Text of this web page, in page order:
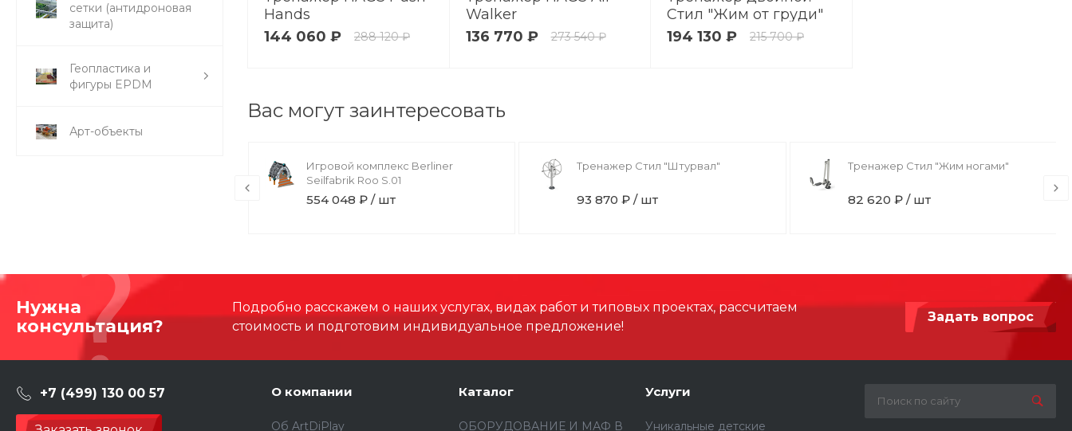
сетки (антидроновая
защита)
Геопластика и
фигуры EPDM
Арт-объекты
Hands
144 060 ₽
288 120 ₽
Walker
136 770 ₽
273 540 ₽
Стил "Жим от груди"
194 130 ₽
215 700 ₽
Вас могут заинтересовать
Игровой комплекс Berliner
Seilfabrik Roo S.01
554 048 ₽ / шт
Тренажер Стил "Штурвал"
93 870 ₽ / шт
Тренажер Стил "Жим ногами"
82 620 ₽ / шт
Нужна
консультация?
Подробно расскажем о наших услугах, видах работ и типовых проектах, рассчитаем
стоимость и подготовим индивидуальное предложение!
Задать вопрос
+7 (499) 130 00 57 О компании
Об ArtDiPlay
Каталог
ОБОРУДОВАНИЕ И МАФ В
Услуги
Уникальные детские